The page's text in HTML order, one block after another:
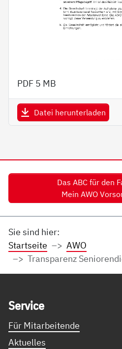
PDF 5 MB
Datei herunterladen
Das ABC für den
Mein AWO
Sie sind hier:
Startseite
AWO
Transparenz
Ser­vice
Für Mitarbeitende
Aktuelles